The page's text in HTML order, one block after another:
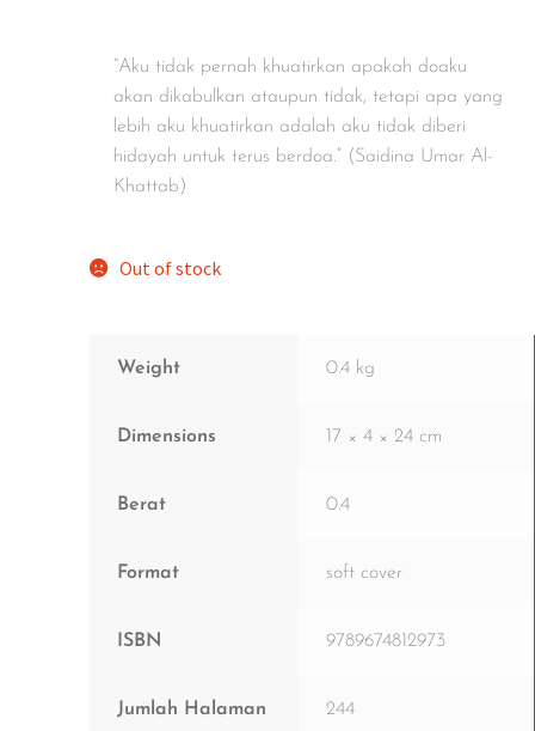
“Aku tidak pernah khuatirkan apakah doaku
akan dikabulkan ataupun tidak, tetapi apa yang
lebih aku khuatirkan adalah aku tidak diberi
hidayah untuk terus berdoa.” (Saidina Umar Al-
Khattab)
Out of stock
Weight 0.4 kg
Dimensions 17 × 4 × 24 cm
Berat 0.4
Format soft cover
ISBN 9789674812973
Jumlah Halaman 244